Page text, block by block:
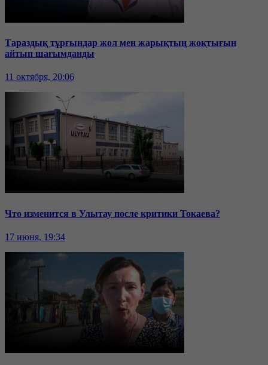
Тараздық тұрғындар жол мен жарықтың жоқтығын
айтып шағымданды
11 октября, 20:06
Что изменится в Улытау после критики Токаева?
17 июня, 19:34